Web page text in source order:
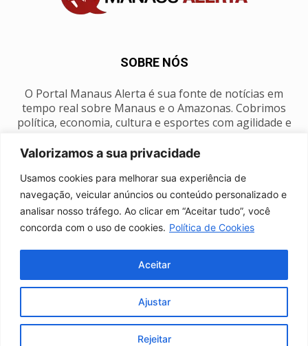
Valorizamos a sua privacidade
Usamos cookies para melhorar sua experiência de
navegação, veicular anúncios ou conteúdo personalizado e
analisar nosso tráfego. Ao clicar em “Aceitar tudo”, você
concorda com o uso de cookies. Política de Cookies
Ajustar
Rejeitar
Aceitar
SOBRE NÓS
O Portal Manaus Alerta é sua fonte de notícias em
tempo real sobre Manaus e o Amazonas. Cobrimos
política, economia, cultura e esportes com agilidade e
SIGA-NOS
Fale conosco
Manaus Clima